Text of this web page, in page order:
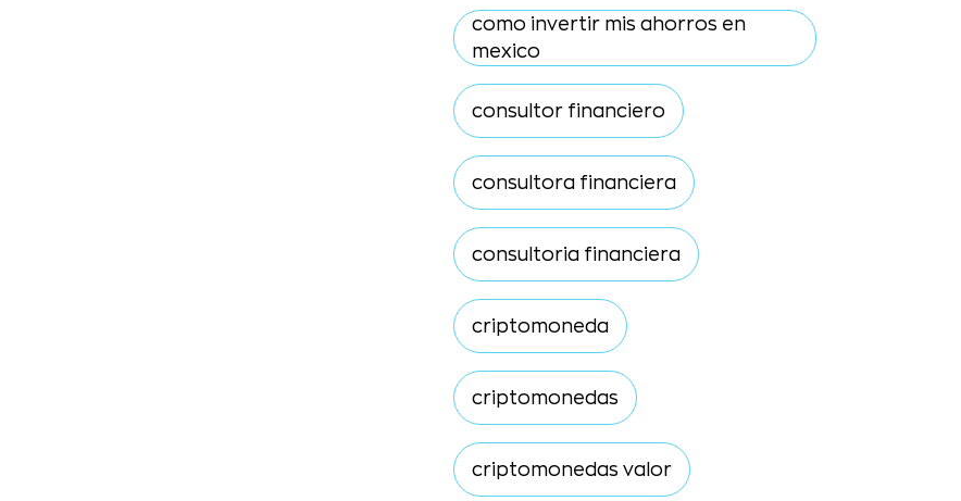
como invertir mis ahorros en
mexico
consultor financiero
consultora financiera
consultoria financiera
criptomoneda
criptomonedas
criptomonedas valor